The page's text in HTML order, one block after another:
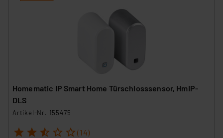
Homematic IP Smart Home Türschlosssensor, HmIP-
DLS
Artikel-Nr. 155475
1 2 3 4 5 (14)